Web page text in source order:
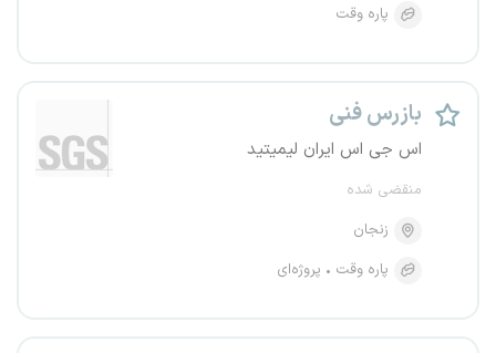
پاره وقت
بازرس فنی
اس جی اس ایران لیمیتید
منقضی شده
زنجان
پاره وقت
پروژه‌ای